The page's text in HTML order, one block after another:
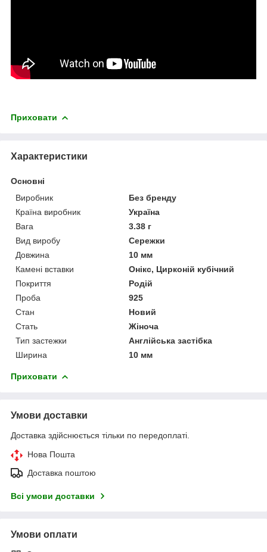
Приховати
Характеристики
Основні
Виробник
Без бренду
Країна виробник
Україна
Вага
3.38 г
Вид виробу
Сережки
Довжина
10 мм
Камені вставки
Онікс, Цирконій кубічний
Покриття
Родій
Проба
925
Стан
Новий
Стать
Жіноча
Тип застежки
Англійська застібка
Ширина
10 мм
Приховати
Умови доставки
Доставка здійснюється тільки по передоплаті.
Нова Пошта
Доставка поштою
Всі умови доставки
Умови оплати